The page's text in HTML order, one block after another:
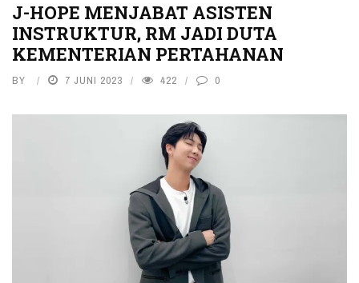
J-HOPE MENJABAT ASISTEN
INSTRUKTUR, RM JADI DUTA
KEMENTERIAN PERTAHANAN
BY 7 JUNI 2023 422 0